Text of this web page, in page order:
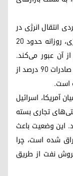
انتقال انرژی در
جهان است که طبق آمار آژانس بین‌المللی انرژی، روزانه حدود ۲۰
آن عبور می‌کند.
عراق به عنوان یکی از تولیدکنندگان بزرگ، برای صادرات ۹۰ درصد از
است.
۲۸ فوریه ۲۰۲۶ (۹ اسفند ۱۴۰۴) میان آمریکا، اسرائیل
تجاری بسته
این وضعیت باعث
شده است، چرا
نفت از طریق